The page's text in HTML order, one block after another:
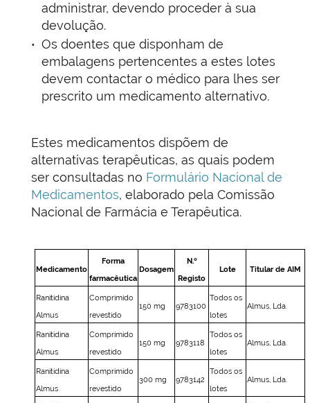
administrar, devendo proceder à sua
devolução.
Os doentes que disponham de
embalagens pertencentes a estes lotes
devem contactar o médico para lhes ser
prescrito um medicamento alternativo.
Estes medicamentos dispõem de
alternativas terapêuticas, as quais podem
ser consultadas no Formulário Nacional de
Medicamentos, elaborado pela Comissão
Nacional de Farmácia e Terapêutica.
Medicamento
Forma
farmacêutica
Dosagem
N.º
Registo
Lote Titular de AIM
Ranitidina
Almus
Comprimido
revestido
150 mg 9783100
Todos os
lotes
Almus, Lda.
Ranitidina
Almus
Comprimido
revestido
150 mg 9783118
Todos os
lotes
Almus, Lda.
Ranitidina
Almus
Comprimido
revestido
300 mg 9783142
Todos os
lotes
Almus, Lda.